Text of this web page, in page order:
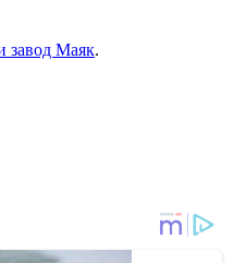
завод Маяк.